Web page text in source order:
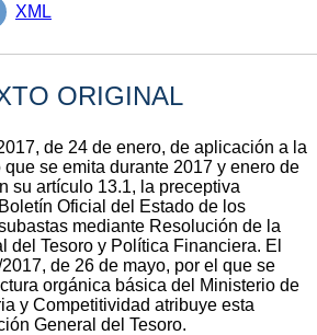
XML
ORIGINAL
de 24 de enero, de aplicación a la
se emita durante 2017 y enero de
su artículo 13.1, la preceptiva
Oficial del Estado de los
mediante Resolución de la
del Tesoro y Política Financiera. El
de 26 de mayo, por el que se
orgánica básica del Ministerio de
y Competitividad atribuye esta
General del Tesoro.